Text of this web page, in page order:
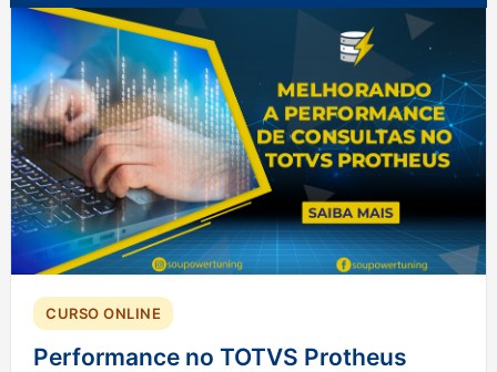
CURSO ONLINE
Performance no TOTVS Protheus